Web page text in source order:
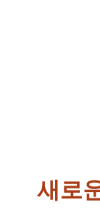
새로